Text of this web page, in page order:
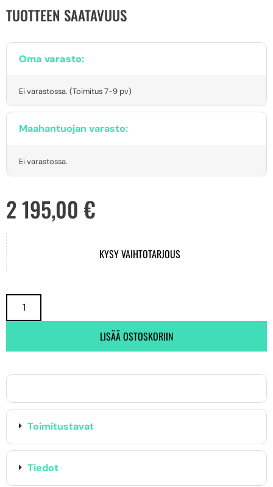
TUOTTEEN SAATAVUUS
Oma varasto:
Ei varastossa. (Toimitus 7-9 pv)
Maahantuojan varasto:
Ei varastossa.
2 195,00 €
KYSY VAIHTOTARJOUS
LISÄÄ OSTOSKORIIN
Toimitustavat
Tiedot